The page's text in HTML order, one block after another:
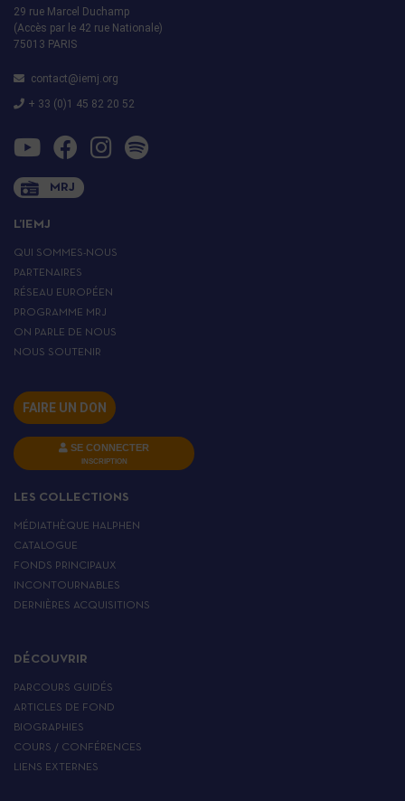
29 rue Marcel Duchamp
(Accès par le 42 rue Nationale)
75013 PARIS
contact@iemj.org
+ 33 (0)1 45 82 20 52
MRJ
L’IEMJ
QUI SOMMES-NOUS
PARTENAIRES
RÉSEAU EUROPÉEN
PROGRAMME MRJ
ON PARLE DE NOUS
NOUS SOUTENIR
FAIRE UN DON
SE CONNECTER
INSCRIPTION
LES COLLECTIONS
MÉDIATHÈQUE HALPHEN
CATALOGUE
FONDS PRINCIPAUX
INCONTOURNABLES
DERNIÈRES ACQUISITIONS
DÉCOUVRIR
PARCOURS GUIDÉS
ARTICLES DE FOND
BIOGRAPHIES
COURS / CONFÉRENCES
LIENS EXTERNES